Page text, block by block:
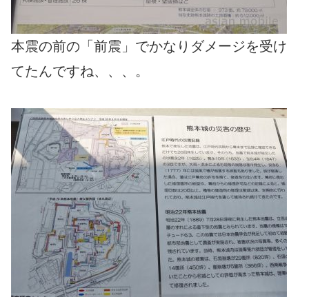
本震の前の「前震」でかなりダメージを受け
てたんですね、、、。